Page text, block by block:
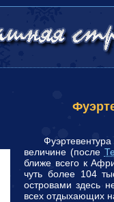
Фуэртевентура
величине (после
ближе всего к
чуть более 104
островами здесь
всех отдыхающих